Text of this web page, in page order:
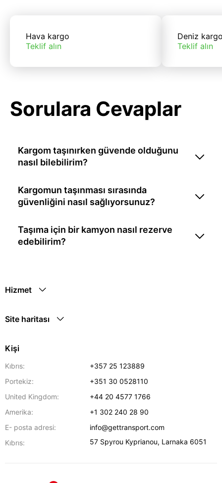
Hava kargo
Teklif alın
Deniz
Teklif alın
Sorulara Cevaplar
Kargom taşınırken güvende olduğunu
nasıl bilebilirim?
Kargomun taşınması sırasında
güvenliğini nasıl sağlıyorsunuz?
Taşıma için bir kamyon nasıl rezerve
edebilirim?
Hizmet
Site haritası
Kişi
Kıbrıs:
+357 25 123889
Portekiz:
+351 30 0528110
United Kingdom:
+44 20 4577 1766
Amerika:
+1 302 240 28 90
E- posta adresi:
info@gettransport.com
Kıbrıs:
57 Spyrou Kyprianou, Larnaka 6051